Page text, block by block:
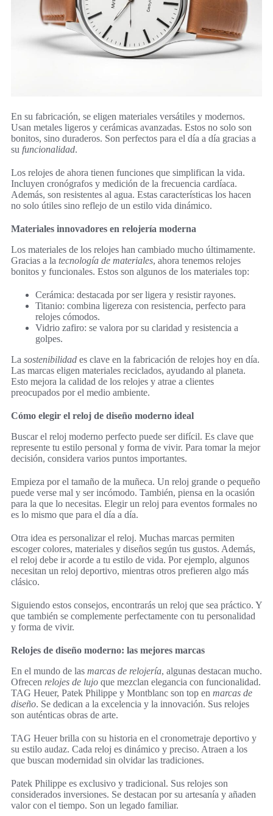
En su fabricación, se eligen materiales versátiles y modernos.
Usan metales ligeros y cerámicas avanzadas. Estos no solo son
bonitos, sino duraderos. Son perfectos para el día a día gracias a
su funcionalidad.
Los relojes de ahora tienen funciones que simplifican la vida.
Incluyen cronógrafos y medición de la frecuencia cardíaca.
Además, son resistentes al agua. Estas características los hacen
no solo útiles sino reflejo de un estilo vida dinámico.
Materiales innovadores en relojería moderna
Los materiales de los relojes han cambiado mucho últimamente.
Gracias a la tecnología de materiales, ahora tenemos relojes
bonitos y funcionales. Estos son algunos de los materiales top:
Cerámica: destacada por ser ligera y resistir rayones.
Titanio: combina ligereza con resistencia, perfecto para
relojes cómodos.
Vidrio zafiro: se valora por su claridad y resistencia a
golpes.
La sostenibilidad es clave en la fabricación de relojes hoy en día.
Las marcas eligen materiales reciclados, ayudando al planeta.
Esto mejora la calidad de los relojes y atrae a clientes
preocupados por el medio ambiente.
Cómo elegir el reloj de diseño moderno ideal
Buscar el reloj moderno perfecto puede ser difícil. Es clave que
represente tu estilo personal y forma de vivir. Para tomar la mejor
decisión, considera varios puntos importantes.
Empieza por el tamaño de la muñeca. Un reloj grande o pequeño
puede verse mal y ser incómodo. También, piensa en la ocasión
para la que lo necesitas. Elegir un reloj para eventos formales no
es lo mismo que para el día a día.
Otra idea es personalizar el reloj. Muchas marcas permiten
escoger colores, materiales y diseños según tus gustos. Además,
el reloj debe ir acorde a tu estilo de vida. Por ejemplo, algunos
necesitan un reloj deportivo, mientras otros prefieren algo más
clásico.
Siguiendo estos consejos, encontrarás un reloj que sea práctico. Y
que también se complemente perfectamente con tu personalidad
y forma de vivir.
Relojes de diseño moderno: las mejores marcas
En el mundo de las marcas de relojería, algunas destacan mucho.
Ofrecen relojes de lujo que mezclan elegancia con funcionalidad.
TAG Heuer, Patek Philippe y Montblanc son top en marcas de
diseño. Se dedican a la excelencia y la innovación. Sus relojes
son auténticas obras de arte.
TAG Heuer brilla con su historia en el cronometraje deportivo y
su estilo audaz. Cada reloj es dinámico y preciso. Atraen a los
que buscan modernidad sin olvidar las tradiciones.
Patek Philippe es exclusivo y tradicional. Sus relojes son
considerados inversiones. Se destacan por su artesanía y añaden
valor con el tiempo. Son un legado familiar.